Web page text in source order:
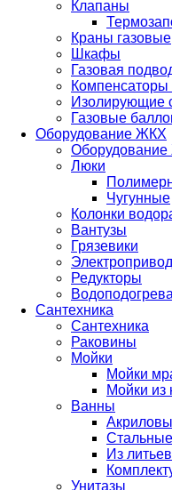
Клапаны
Краны газовые
Шкафы
Газовая
Изолирующие
Газовые
Оборудование ЖКХ
Люки
Чугунные
Колонки
Вантузы
Грязевики
Редукторы
Сантехника
Сантехника
Раковины
Мойки
Мойки
Мойки
Ванны
Стальные
Из
Унитазы